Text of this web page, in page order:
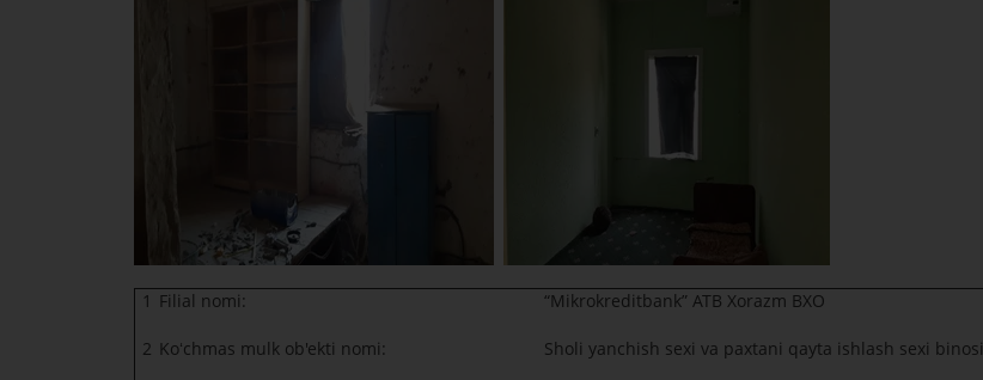
1 Filial nomi: “Mikrokreditbank” ATB Xorazm BXO
2 Koʻchmas mulk ob'ekti nomi: Sholi yanchish sexi va paxtani qayta ishlash sexi binosi